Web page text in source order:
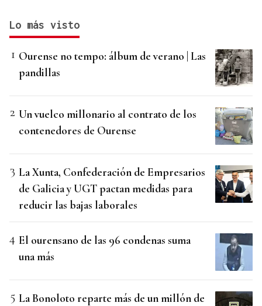
Lo más visto
Ourense no tempo: álbum de verano | Las
pandillas
Un vuelco millonario al contrato de los
contenedores de Ourense
La Xunta, Confederación de Empresarios
de Galicia y UGT pactan medidas para
reducir las bajas laborales
El ourensano de las 96 condenas suma
una más
La Bonoloto reparte más de un millón de